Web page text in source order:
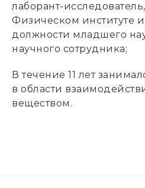
лаборант-
Физическом институте
должности младшего
научного сотрудника;
В течение 11 лет
в области
веществом.